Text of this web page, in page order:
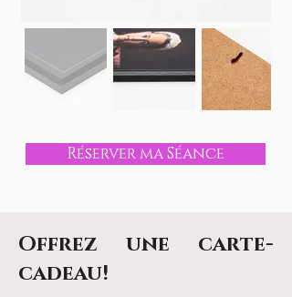
Réserver ma Séance
Offrez une carte-
cadeau!